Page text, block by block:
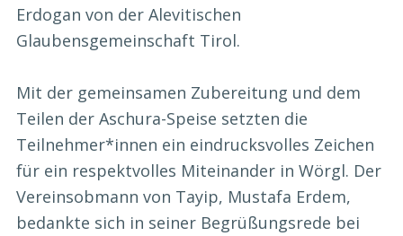
Erdogan von der Alevitischen
Glaubensgemeinschaft Tirol.
Mit der gemeinsamen Zubereitung und dem
Teilen der Aschura-Speise setzten die
Teilnehmer*innen ein eindrucksvolles Zeichen
für ein respektvolles Miteinander in Wörgl. Der
Vereinsobmann von Tayip, Mustafa Erdem,
bedankte sich in seiner Begrüßungsrede bei